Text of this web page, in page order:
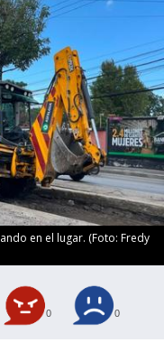
en el lugar. (Foto: Fredy
0 0